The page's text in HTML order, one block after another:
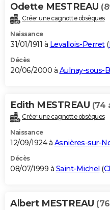
Odette MESTREAU
Créer une cagnotte obsèques
Naissance
31/01/1911 à Levallois-Perret(
Décès
20/06/2000 à Aulnay-sous-
Edith MESTREAU (74
Créer une cagnotte obsèques
Naissance
12/09/1924 à Asnières-sur-
Décès
08/07/1999 à Saint-Michel (
Albert MESTREAU